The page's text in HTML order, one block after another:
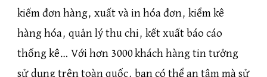
kiếm đơn hàng, xuất và in hóa đơn, kiểm kê
hàng hóa, quản lý thu chi, kết xuất báo cáo
thống kê… Với hơn 3000 khách hàng tin tưởng
sử dụng trên toàn quốc, bạn có thể an tâm mà sử